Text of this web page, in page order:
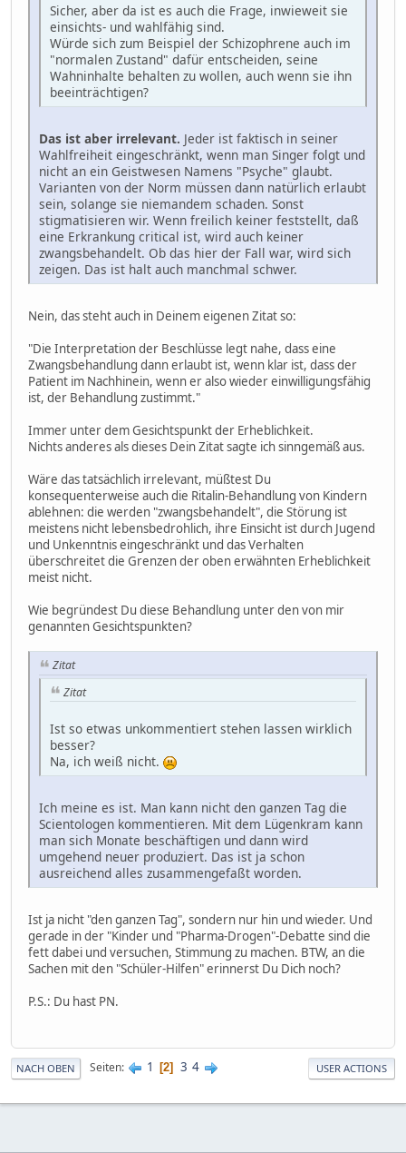
Sicher, aber da ist es auch die Frage, inwieweit sie
einsichts- und wahlfähig sind.
Würde sich zum Beispiel der Schizophrene auch im
"normalen Zustand" dafür entscheiden, seine
Wahninhalte behalten zu wollen, auch wenn sie ihn
beeinträchtigen?
Das ist aber irrelevant. Jeder ist faktisch in seiner
Wahlfreiheit eingeschränkt, wenn man Singer folgt und
nicht an ein Geistwesen Namens "Psyche" glaubt.
Varianten von der Norm müssen dann natürlich erlaubt
sein, solange sie niemandem schaden. Sonst
stigmatisieren wir. Wenn freilich keiner feststellt, daß
eine Erkrankung critical ist, wird auch keiner
zwangsbehandelt. Ob das hier der Fall war, wird sich
zeigen. Das ist halt auch manchmal schwer.
Nein, das steht auch in Deinem eigenen Zitat so:
"Die Interpretation der Beschlüsse legt nahe, dass eine
Zwangsbehandlung dann erlaubt ist, wenn klar ist, dass der
Patient im Nachhinein, wenn er also wieder einwilligungsfähig
ist, der Behandlung zustimmt."
Immer unter dem Gesichtspunkt der Erheblichkeit.
Nichts anderes als dieses Dein Zitat sagte ich sinngemäß aus.
Wäre das tatsächlich irrelevant, müßtest Du
konsequenterweise auch die Ritalin-Behandlung von Kindern
ablehnen: die werden "zwangsbehandelt", die Störung ist
meistens nicht lebensbedrohlich, ihre Einsicht ist durch Jugend
und Unkenntnis eingeschränkt und das Verhalten
überschreitet die Grenzen der oben erwähnten Erheblichkeit
meist nicht.
Wie begründest Du diese Behandlung unter den von mir
genannten Gesichtspunkten?
Zitat
Zitat
Ist so etwas unkommentiert stehen lassen wirklich
besser?
Na, ich weiß nicht.
Ich meine es ist. Man kann nicht den ganzen Tag die
Scientologen kommentieren. Mit dem Lügenkram kann
man sich Monate beschäftigen und dann wird
umgehend neuer produziert. Das ist ja schon
ausreichend alles zusammengefaßt worden.
Ist ja nicht "den ganzen Tag", sondern nur hin und wieder. Und
gerade in der "Kinder und "Pharma-Drogen"-Debatte sind die
fett dabei und versuchen, Stimmung zu machen. BTW, an die
Sachen mit den "Schüler-Hilfen" erinnerst Du Dich noch?
P.S.: Du hast PN.
NACH OBEN Seiten 1 2 3 4 USER ACTIONS